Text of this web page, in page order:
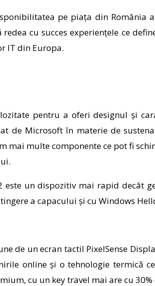
pe piața din România
cu succes experiențele ce
IT din Europa.
pentru a oferidesignul și
de Microsoft în materie de
mai multe componente ce pot fi
este un dispozitiv mai rapid decât
a capacului și cu Windows
de un ecran tactil PixelSense
online și o tehnologie termică
cu un key travel mai are cu